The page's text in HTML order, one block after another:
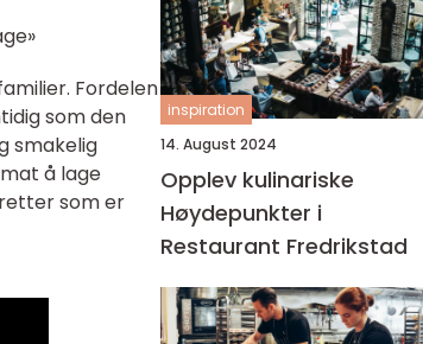
Fordelen
som den
smakelig
å lage
som er
inspiration
14. August 2024
Opplev kulinariske
Høydepunkter i
Restaurant Fredrikstad